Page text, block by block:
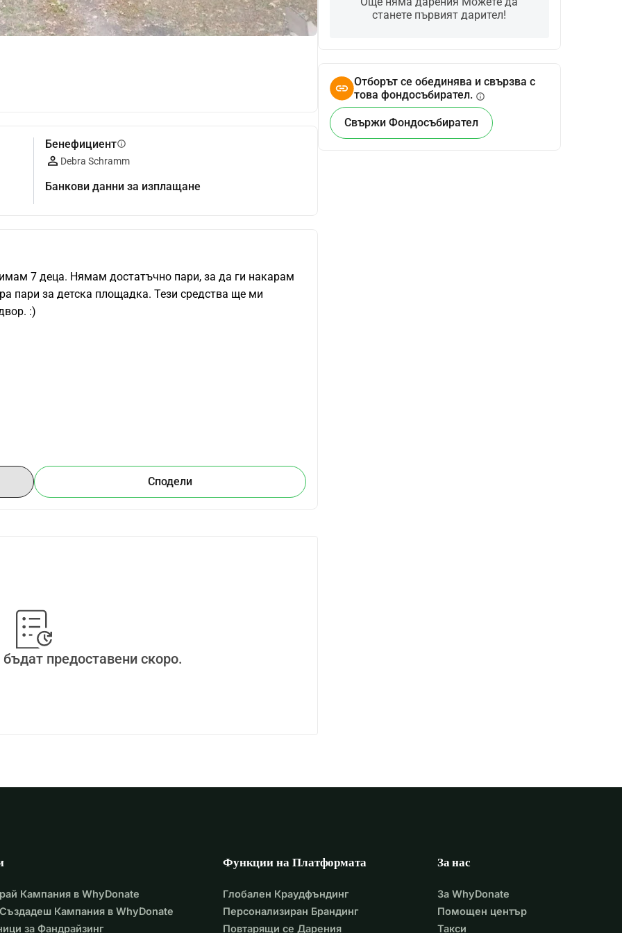
Бенефициентinfo
Debra Schramm
Банкови данни за изплащане
7 деца. Нямам достатъчно пари, за да ги накарам
пари за детска площадка. Тези средства ще ми
:)
Сподели
предоставени скоро.
станете първият дарител!
Отборът се обединява и свързва с
това фондосъбирател. info
Свържи Фондосъбирател
Кампания в WhyDonate
Кампания в WhyDonate
за Фандрайзинг
Функции на Платформата
Глобален Краудфъндинг
Персонализиран Брандинг
Повтарящи се Дарения
За нас
За WhyDonate
Помощен център
Такси